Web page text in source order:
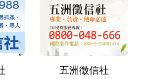
五洲徵信社